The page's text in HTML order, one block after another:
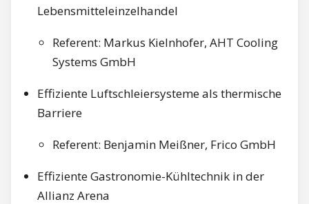
Lebensmitteleinzelhandel
Referent: Markus Kielnhofer, AHT Cooling
Systems GmbH
Effiziente Luftschleiersysteme als thermische
Barriere
Referent: Benjamin Meißner, Frico GmbH
Effiziente Gastronomie-Kühltechnik in der
Allianz Arena